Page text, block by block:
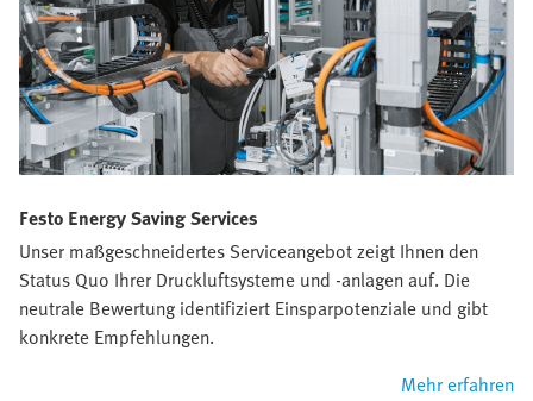
Festo Energy Saving Services
Unser maßgeschneidertes Serviceangebot zeigt Ihnen den
Status Quo Ihrer Druckluftsysteme und -anlagen auf. Die
neutrale Bewertung identifiziert Einsparpotenziale und gibt
konkrete Empfehlungen.
Mehr erfahren